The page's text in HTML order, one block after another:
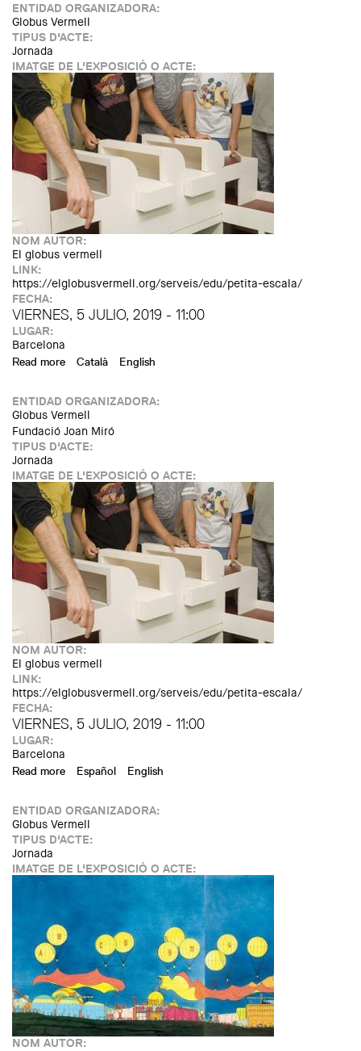
ENTIDAD ORGANIZADORA:
Globus Vermell
TIPUS D'ACTE:
Jornada
IMATGE DE L'EXPOSICIÓ O ACTE:
NOM AUTOR:
El globus vermell
LINK:
https://elglobusvermell.org/serveis/edu/petita-escala/
FECHA:
VIERNES, 5 JULIO, 2019 - 11:00
LUGAR:
Barcelona
Read more about Taller "A pequeña escala" en la Fundación Joan Miró
Català English
ENTIDAD ORGANIZADORA:
Globus Vermell
Fundació Joan Miró
TIPUS D'ACTE:
Jornada
IMATGE DE L'EXPOSICIÓ O ACTE:
NOM AUTOR:
El globus vermell
LINK:
https://elglobusvermell.org/serveis/edu/petita-escala/
FECHA:
VIERNES, 5 JULIO, 2019 - 11:00
LUGAR:
Barcelona
Read more about Taller "A petita escala" a la Fundació Joan Miró
Español English
ENTIDAD ORGANIZADORA:
Globus Vermell
TIPUS D'ACTE:
Jornada
IMATGE DE L'EXPOSICIÓ O ACTE:
NOM AUTOR: